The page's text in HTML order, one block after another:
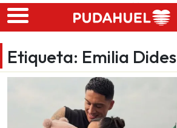
Skip to main content
Etiqueta: Emilia Dides